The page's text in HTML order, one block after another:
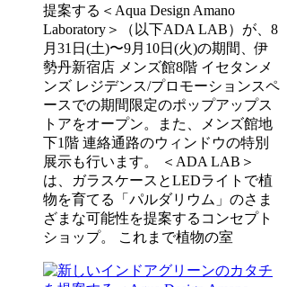
提案する＜Aqua Design Amano
Laboratory＞（以下ADA LAB）が、8
月31日(土)〜9月10日(火)の期間、伊
勢丹新宿店 メンズ館8階 イセタンメ
ンズ レジデンス/プロモーションスペ
ースでの期間限定のポップアップス
トアをオープン。また、メンズ館地
下1階 連絡通路のウィンドウの特別
展示も行います。 ＜ADA LAB＞
は、ガラスケースとLEDライトで植
物を育てる「パルダリウム」のさま
ざまな可能性を提案するコンセプト
ショップ。 これまで植物の室